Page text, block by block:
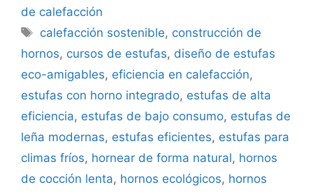
de calefacción
Etiquetas
calefacción sostenible, construcción de
hornos, cursos de estufas, diseño de estufas
eco-amigables, eficiencia en calefacción,
estufas con horno integrado, estufas de alta
eficiencia, estufas de bajo consumo, estufas de
leña modernas, estufas eficientes, estufas para
climas fríos, hornear de forma natural, hornos
de cocción lenta, hornos ecológicos, hornos